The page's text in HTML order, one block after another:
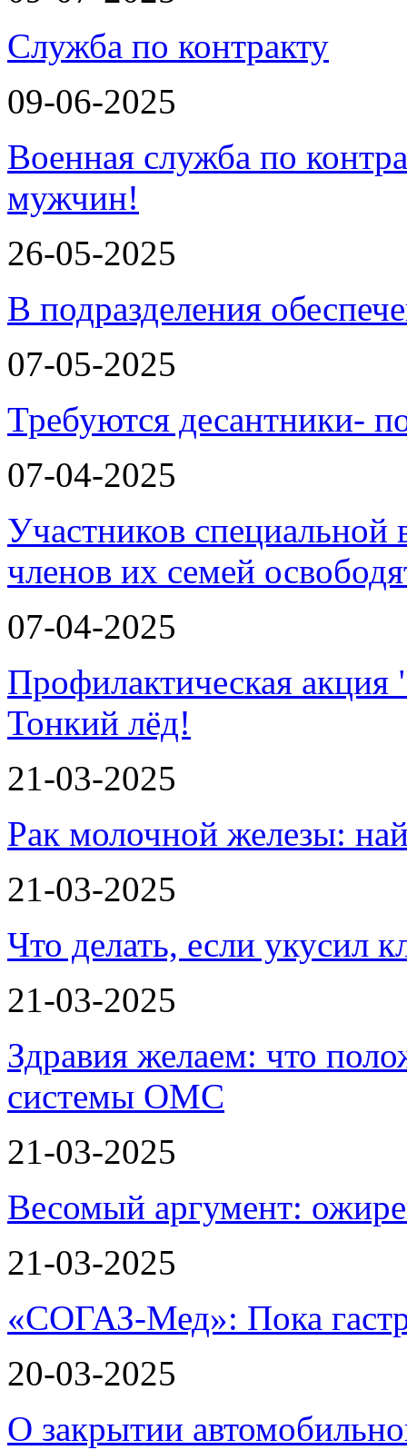
Служба по контракту
09-06-2025
Военная служба по
мужчин!
26-05-2025
В подразделения
07-05-2025
Требуются десантники-
07-04-2025
Участников
членов их семей
07-04-2025
Профилактическая
Тонкий лёд!
21-03-2025
Рак молочной железы:
21-03-2025
Что делать, если укусил
21-03-2025
Здравия желаем: что
системы ОМС
21-03-2025
Весомый аргумент:
21-03-2025
«СОГАЗ-Мед»: Пока
20-03-2025
О закрытии